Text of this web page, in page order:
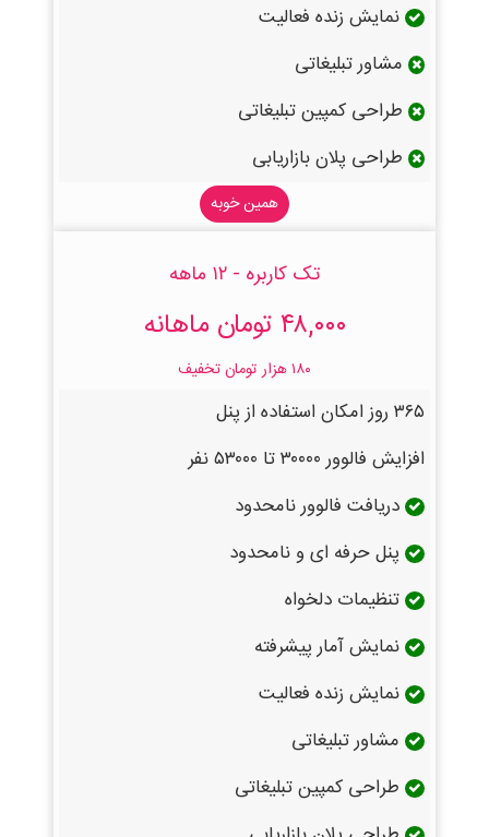
نمایش زنده فعالیت
مشاور تبلیغاتی
طراحی کمپین تبلیغاتی
طراحی پلان بازاریابی
همین خوبه
تک کاربره - ۱۲ ماهه
۴۸,۰۰۰ تومان ماهانه
۱۸۰ هزار تومان تخفیف
۳۶۵ روز امکان استفاده از پنل
افزایش فالوور ۳۰۰۰۰ تا ۵۳۰۰۰ نفر
دریافت فالوور نامحدود
پنل حرفه ای و نامحدود
تنظیمات دلخواه
نمایش آمار پیشرفته
نمایش زنده فعالیت
مشاور تبلیغاتی
طراحی کمپین تبلیغاتی